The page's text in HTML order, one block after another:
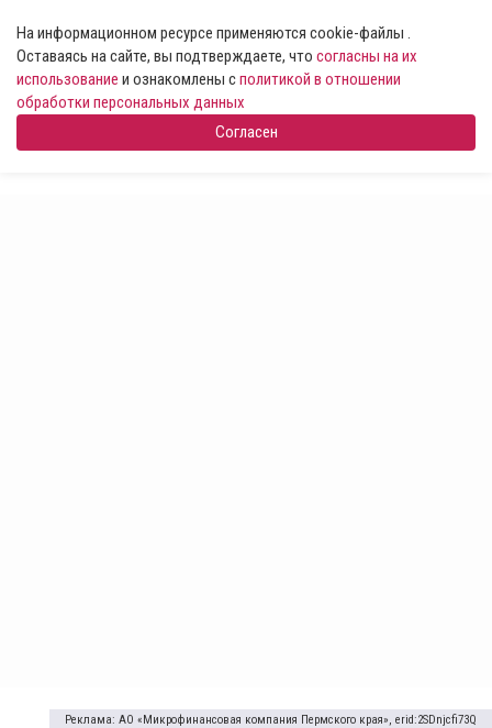
На информационном ресурсе применяются cookie-файлы .
Оставаясь на сайте, вы подтверждаете, что согласны на их
использование и ознакомлены сполитикой в отношении
обработки персональных данных
Согласен
Реклама: АО «Микрофинансовая компания Пермского края», erid:2SDnjcfi73Q